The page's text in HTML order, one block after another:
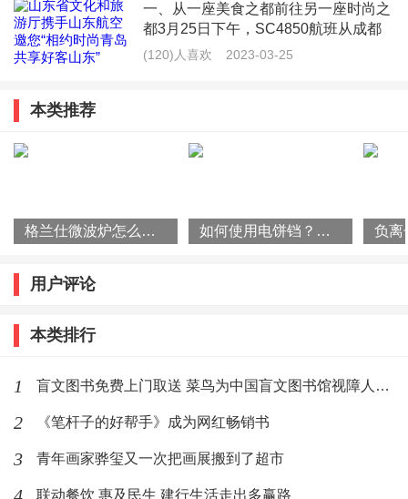
Neato成立于2005年，是一家位于美国加州硅谷的机器
人研发、制造公司。在2009年发布了一款成本极低的激
测得与障碍物之间的距离，激光测距传感器安装在电机
上，通过旋转测得一圈360°范围内的距离，并基于此绘
为Neato旗下产品的重要特征，扫地机器人也不例外。不
过这种激光探头的大缺点就是寿命短，虽然有诸多评测
点，而且产品价格昂贵，Neato扫地机器人一直没能得以
4、科沃斯扫地机器人
科沃斯成立于1998年，专业从事家庭服务机器人的研
发、设计、制造和销售，是国内比较的自主品牌。因为
一、从一座美食之都前往另一座时尚之
都3月25日下午，SC4850航班从成都
天府飞往青岛，载着旅客，从一座美食
(120)人喜欢 2023-03-25
本类推荐
格兰仕微波炉怎么样？格兰仕微波炉价格多少？ 如何使用电饼铛？什么品牌的电饼铛质量好？
用户评论
本类排行
1 盲文图书免费上门取送 菜鸟为中国盲文图书馆视障人士提供一键上门服务
2 《笔杆子的好帮手》成为网红畅销书
3 青年画家骅玺又一次把画展搬到了超市
联动餐饮 惠及民生 建行生活走出多赢路